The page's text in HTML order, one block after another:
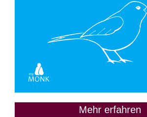
Mehr erfahren